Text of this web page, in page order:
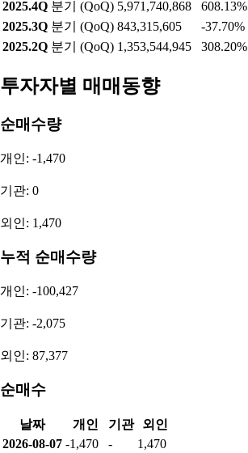
2025.4Q 분기 (QoQ) 5,971,740,868
608.13%
2025.3Q 분기 (QoQ) 843,315,605
-37.70%
2025.2Q 분기 (QoQ) 1,353,544,945 308.20%
투자자별 매매동향
순매수량
개인: -1,470
기관: 0
외인: 1,470
누적 순매수량
개인: -100,427
기관: -2,075
외인: 87,377
순매수
날짜 개인 기관
외인
2026-08-07 -1,470 -
1,470